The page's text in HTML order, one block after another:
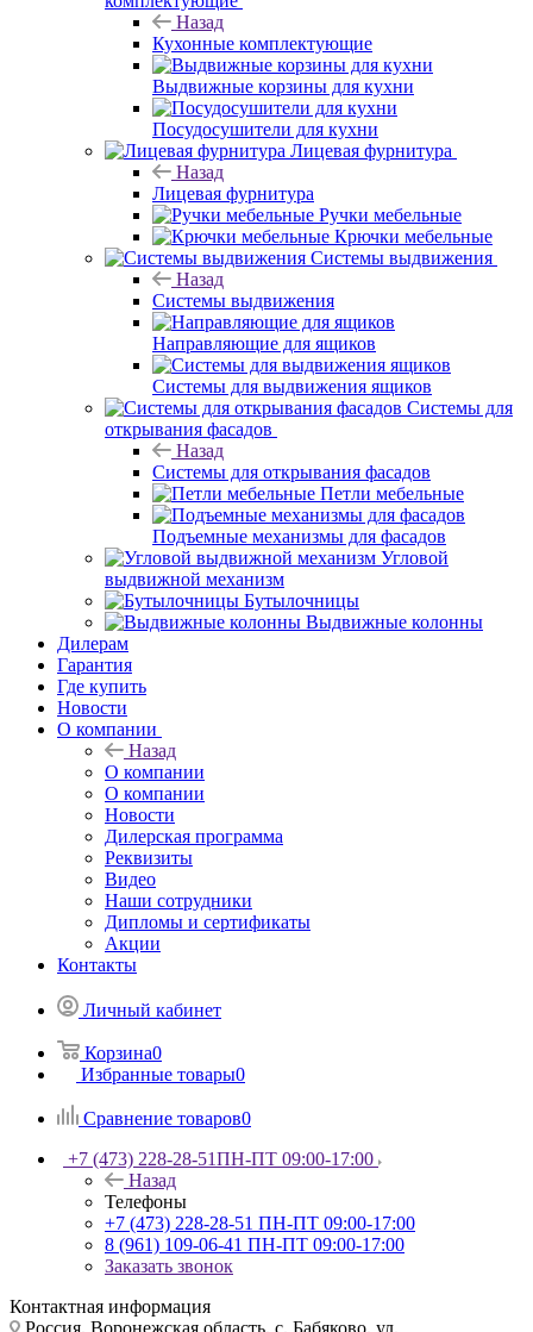
Назад
Кухонные комплектующие
Выдвижные корзины для кухни
Посудосушители для кухни
Лицевая фурнитура
Назад
Лицевая фурнитура
Ручки мебельные
Крючки мебельные
Системы выдвижения
Назад
Системы выдвижения
Направляющие для ящиков
Системы для выдвижения ящиков
Системы для
открывания фасадов
Назад
Системы для открывания фасадов
Петли мебельные
Подъемные механизмы для фасадов
Угловой
выдвижной механизм
Бутылочницы
Выдвижные колонны
Дилерам
Гарантия
Где купить
Новости
О компании
Назад
О компании
О компании
Новости
Дилерская программа
Реквизиты
Видео
Наши сотрудники
Дипломы и сертификаты
Акции
Контакты
Личный кабинет
Корзина0
Избранные товары0
Сравнение товаров0
+7 (473) 228-28-51ПН-ПТ 09:00-17:00
Назад
Телефоны
+7 (473) 228-28-51 ПН-ПТ 09:00-17:00
8 (961) 109-06-41 ПН-ПТ 09:00-17:00
Заказать звонок
Контактная информация
Россия, Воронежская область, с. Бабяково, ул.